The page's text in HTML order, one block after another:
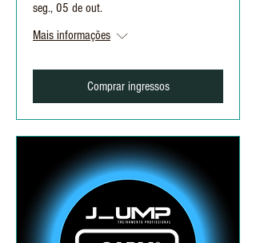
seg., 05 de out.
Mais informações
Comprar ingressos